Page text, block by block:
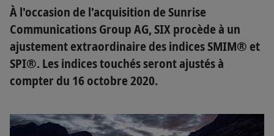
À l'occasion de l'acquisition de Sunrise
Communications Group AG, SIX procède à un
ajustement extraordinaire des indices SMIM® et
SPI®. Les indices touchés seront ajustés à
compter du 16 octobre 2020.